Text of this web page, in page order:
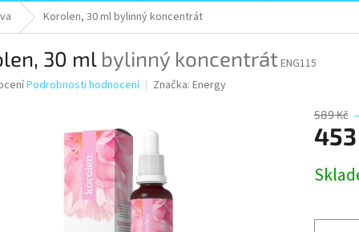
Korolen, 30 mlbylinný koncentrát
30 ml bylinný koncentrátENG115
Podrobnosti hodnocení Značka: Energy
589 Kč
cena: